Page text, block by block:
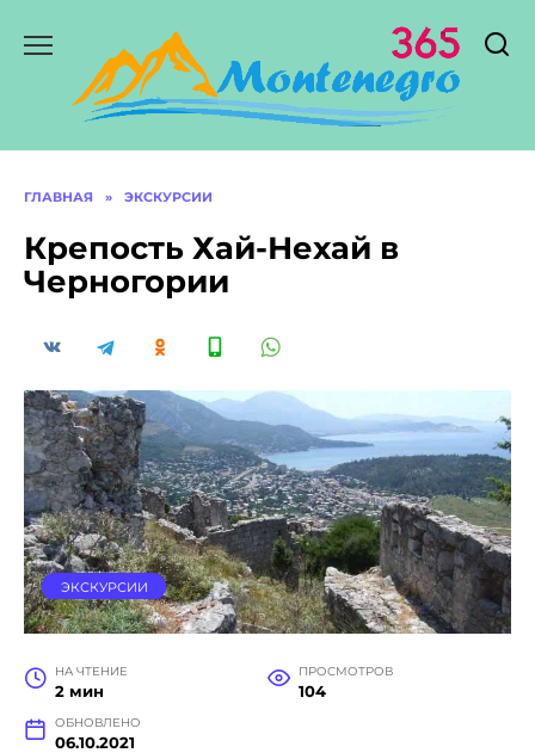
содержанию
ГЛАВНАЯ » ЭКСКУРСИИ
Крепость Хай-Нехай в
Черногории
ЭКСКУРСИИ
НА ЧТЕНИЕ
2 мин
ПРОСМОТРОВ
104
ОБНОВЛЕНО
06.10.2021